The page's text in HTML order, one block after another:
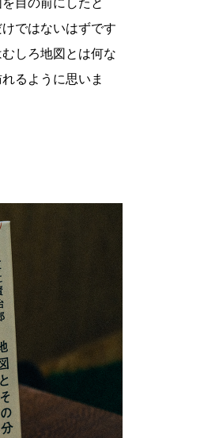
目の前にしたと
ではないはずです
しろ地図とは何な
るように思いま